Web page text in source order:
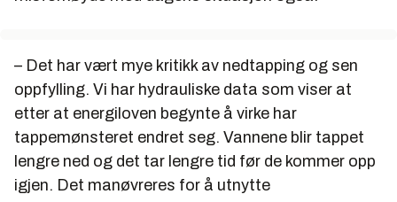
– Det har vært mye kritikk av nedtapping og sen
oppfylling. Vi har hydrauliske data som viser at
etter at energiloven begynte å virke har
tappemønsteret endret seg. Vannene blir tappet
lengre ned og det tar lengre tid før de kommer opp
igjen. Det manøvreres for å utnytte